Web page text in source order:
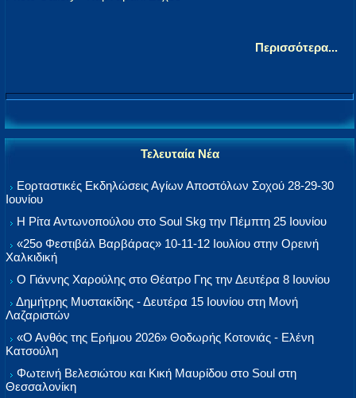
Περισσότερα...
Τελευταία Νέα
Εορταστικές Εκδηλώσεις Αγίων Αποστόλων Σοχού 28-29-30
Ιουνίου
Η Ρίτα Αντωνοπούλου στο Soul Skg την Πέμπτη 25 Ιουνίου
«25ο Φεστιβάλ Βαρβάρας» 10-11-12 Ιουλίου στην Ορεινή
Χαλκιδική
Ο Γιάννης Χαρούλης στο Θέατρο Γης την Δευτέρα 8 Ιουνίου
Δημήτρης Μυστακίδης - Δευτέρα 15 Ιουνίου στη Μονή
Λαζαριστών
«Ο Ανθός της Ερήμου 2026» Θοδωρής Κοτονιάς - Ελένη
Κατσούλη
Φωτεινή Βελεσιώτου και Κική Μαυρίδου στο Soul στη
Θεσσαλονίκη